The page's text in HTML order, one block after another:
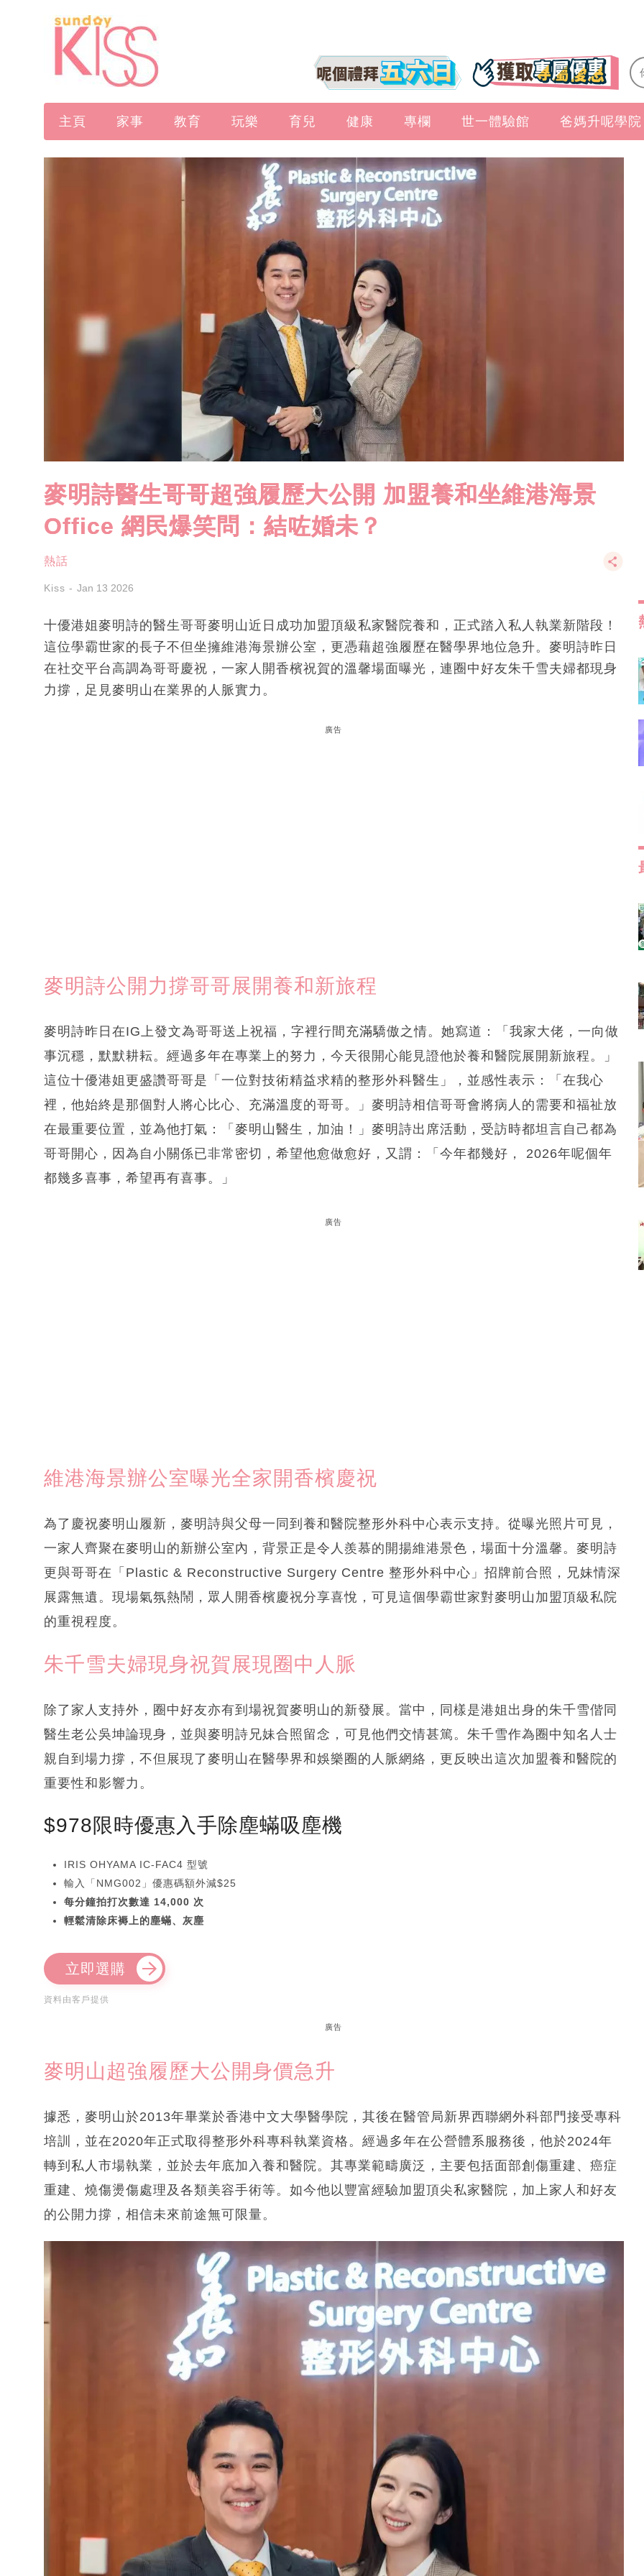
主頁 家事 教育 玩樂 育兒 健康 專欄 世一體驗館 爸媽升呢學院
麥明詩醫生哥哥超強履歷大公開 加盟養和坐維港海景
Office 網民爆笑問：結咗婚未？
熱話
Kiss Jan 13 2026
十優港姐麥明詩的醫生哥哥麥明山近日成功加盟頂級私家醫院養和，正式踏入私人執業新階段！
這位學霸世家的長子不但坐擁維港海景辦公室，更憑藉超強履歷在醫學界地位急升。麥明詩昨日
在社交平台高調為哥哥慶祝，一家人開香檳祝賀的溫馨場面曝光，連圈中好友朱千雪夫婦都現身
力撐，足見麥明山在業界的人脈實力。
廣告
麥明詩公開力撐哥哥展開養和新旅程
麥明詩昨日在IG上發文為哥哥送上祝福，字裡行間充滿驕傲之情。她寫道：「我家大佬，一向做
事沉穩，默默耕耘。經過多年在專業上的努力，今天很開心能見證他於養和醫院展開新旅程。」
這位十優港姐更盛讚哥哥是「一位對技術精益求精的整形外科醫生」，並感性表示：「在我心
裡，他始終是那個對人將心比心、充滿溫度的哥哥。」麥明詩相信哥哥會將病人的需要和福祉放
在最重要位置，並為他打氣：「麥明山醫生，加油！」麥明詩出席活動，受訪時都坦言自己都為
哥哥開心，因為自小關係已非常密切，希望他愈做愈好，又謂：「今年都幾好， 2026年呢個年
都幾多喜事，希望再有喜事。」
廣告
維港海景辦公室曝光全家開香檳慶祝
為了慶祝麥明山履新，麥明詩與父母一同到養和醫院整形外科中心表示支持。從曝光照片可見，
一家人齊聚在麥明山的新辦公室內，背景正是令人羨慕的開揚維港景色，場面十分溫馨。麥明詩
更與哥哥在「Plastic & Reconstructive Surgery Centre 整形外科中心」招牌前合照，兄妹情深
展露無遺。現場氣氛熱鬧，眾人開香檳慶祝分享喜悅，可見這個學霸世家對麥明山加盟頂級私院
的重視程度。
朱千雪夫婦現身祝賀展現圈中人脈
除了家人支持外，圈中好友亦有到場祝賀麥明山的新發展。當中，同樣是港姐出身的朱千雪偕同
醫生老公吳坤論現身，並與麥明詩兄妹合照留念，可見他們交情甚篤。朱千雪作為圈中知名人士
親自到場力撐，不但展現了麥明山在醫學界和娛樂圈的人脈網絡，更反映出這次加盟養和醫院的
重要性和影響力。
$978限時優惠入手除塵蟎吸塵機
IRIS OHYAMA IC-FAC4 型號
輸入「NMG002」優惠碼額外減$25
每分鐘拍打次數達 14,000 次
輕鬆清除床褥上的塵蟎、灰塵
立即選購
資料由客戶提供
廣告
麥明山超強履歷大公開身價急升
據悉，麥明山於2013年畢業於香港中文大學醫學院，其後在醫管局新界西聯網外科部門接受專科
培訓，並在2020年正式取得整形外科專科執業資格。經過多年在公營體系服務後，他於2024年
轉到私人市場執業，並於去年底加入養和醫院。其專業範疇廣泛，主要包括面部創傷重建、癌症
重建、燒傷燙傷處理及各類美容手術等。如今他以豐富經驗加盟頂尖私家醫院，加上家人和好友
的公開力撐，相信未來前途無可限量。